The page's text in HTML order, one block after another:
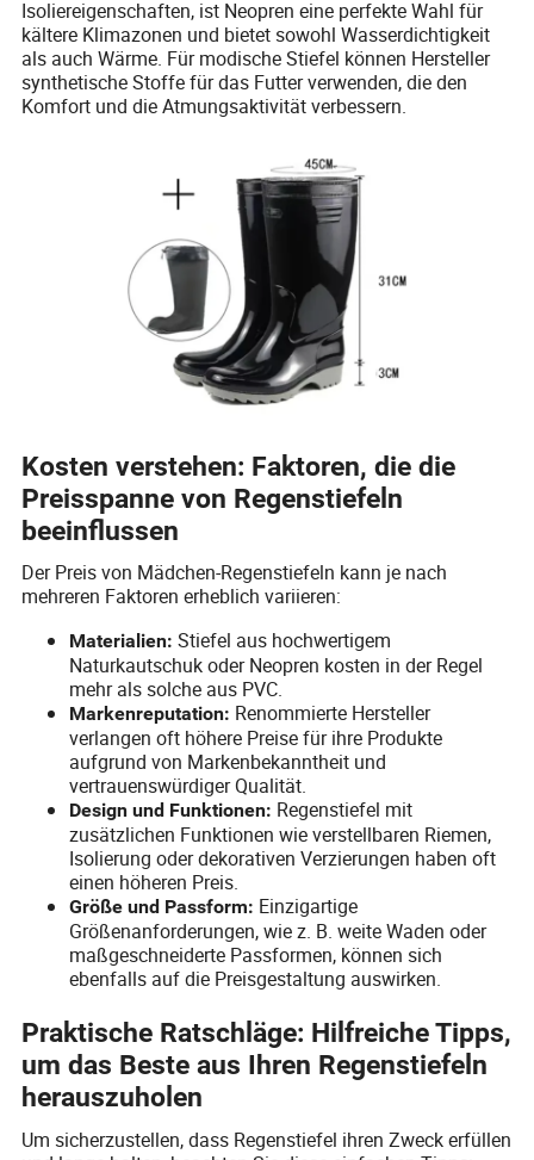
Isoliereigenschaften, ist Neopren eine perfekte Wahl für
kältere Klimazonen und bietet sowohl Wasserdichtigkeit
als auch Wärme. Für modische Stiefel können Hersteller
synthetische Stoffe für das Futter verwenden, die den
Komfort und die Atmungsaktivität verbessern.
Kosten verstehen: Faktoren, die die
Preisspanne von Regenstiefeln
beeinflussen
Der Preis von Mädchen-Regenstiefeln kann je nach
mehreren Faktoren erheblich variieren:
Materialien: Stiefel aus hochwertigem
Naturkautschuk oder Neopren kosten in der Regel
mehr als solche aus PVC.
Markenreputation: Renommierte Hersteller
verlangen oft höhere Preise für ihre Produkte
aufgrund von Markenbekanntheit und
vertrauenswürdiger Qualität.
Design und Funktionen: Regenstiefel mit
zusätzlichen Funktionen wie verstellbaren Riemen,
Isolierung oder dekorativen Verzierungen haben oft
einen höheren Preis.
Größe und Passform: Einzigartige
Größenanforderungen, wie z. B. weite Waden oder
maßgeschneiderte Passformen, können sich
ebenfalls auf die Preisgestaltung auswirken.
Praktische Ratschläge: Hilfreiche Tipps,
um das Beste aus Ihren Regenstiefeln
herauszuholen
Um sicherzustellen, dass Regenstiefel ihren Zweck erfüllen